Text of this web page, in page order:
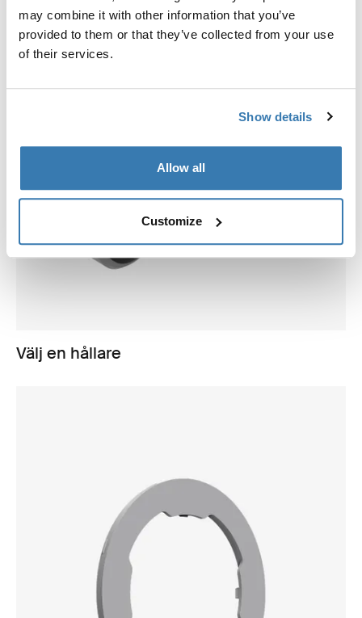
may combine it with other information that you’ve
provided to them or that they’ve collected from your use
of their services.
Show details
Allow all
Customize
Välj en hållare